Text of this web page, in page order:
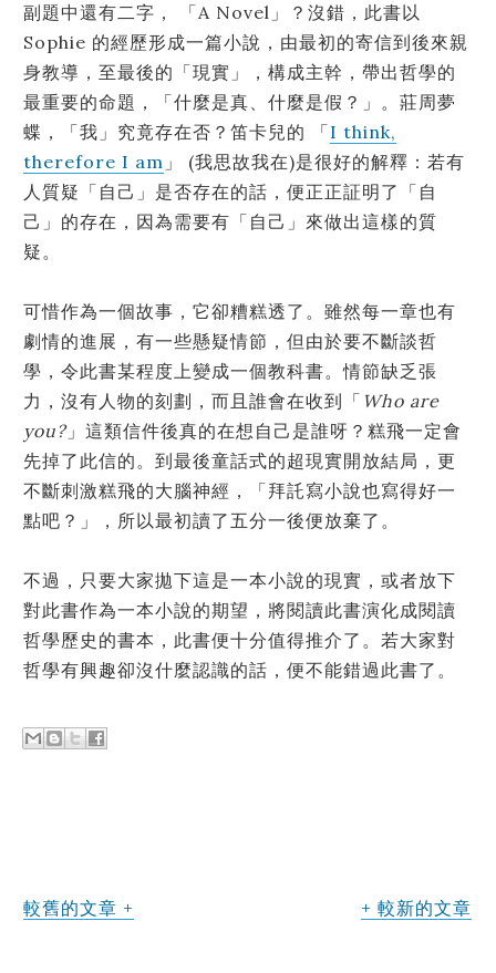
副題中還有二字， 「A Novel」？沒錯，此書以
Sophie 的經歷形成一篇小說，由最初的寄信到後來親
身教導，至最後的「現實」，構成主幹，帶出哲學的
最重要的命題，「什麼是真、什麼是假？」。莊周夢
蝶，「我」究竟存在否？笛卡兒的 「I think,
therefore I am 」 (我思故我在)是很好的解釋：若有
人質疑「自己」是否存在的話，便正正証明了「自
己」的存在，因為需要有「自己」來做出這樣的質
疑。
可惜作為一個故事，它卻糟糕透了。雖然每一章也有
劇情的進展，有一些懸疑情節，但由於要不斷談哲
學，令此書某程度上變成一個教科書。情節缺乏張
力，沒有人物的刻劃，而且誰會在收到「 Who are
you?」這類信件後真的在想自己是誰呀？糕飛一定會
先掉了此信的。到最後童話式的超現實開放結局，更
不斷刺激糕飛的大腦神經，「拜託寫小說也寫得好一
點吧？」，所以最初讀了五分一後便放棄了。
不過，只要大家拋下這是一本小說的現實，或者放下
對此書作為一本小說的期望，將閱讀此書演化成閱讀
哲學歷史的書本，此書便十分值得推介了。若大家對
哲學有興趣卻沒什麼認識的話，便不能錯過此書了。
較舊的文章 較新的文章